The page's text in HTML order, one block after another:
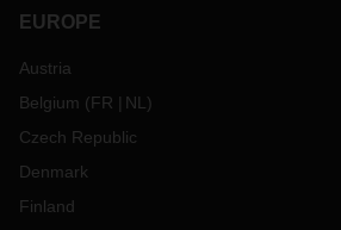
EUROPE
Austria
Belgium (FR NL )
Czech Republic
Denmark
Finland